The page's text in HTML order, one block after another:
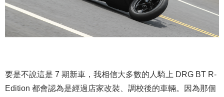
要是不說這是 7 期新車，我相信大多數的人騎上 DRG BT R-
Edition 都會認為是經過店家改裝、調校後的車輛。因為那個